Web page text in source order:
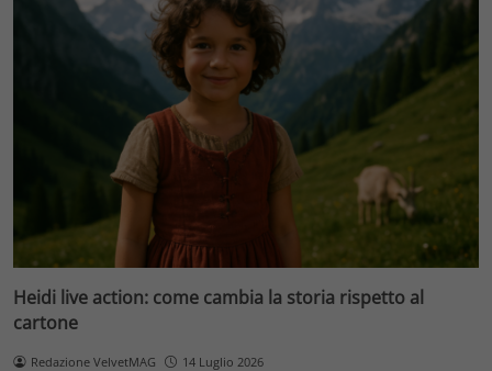
Heidi live action: come cambia la storia rispetto al
cartone
Redazione VelvetMAG 14 Luglio 2026